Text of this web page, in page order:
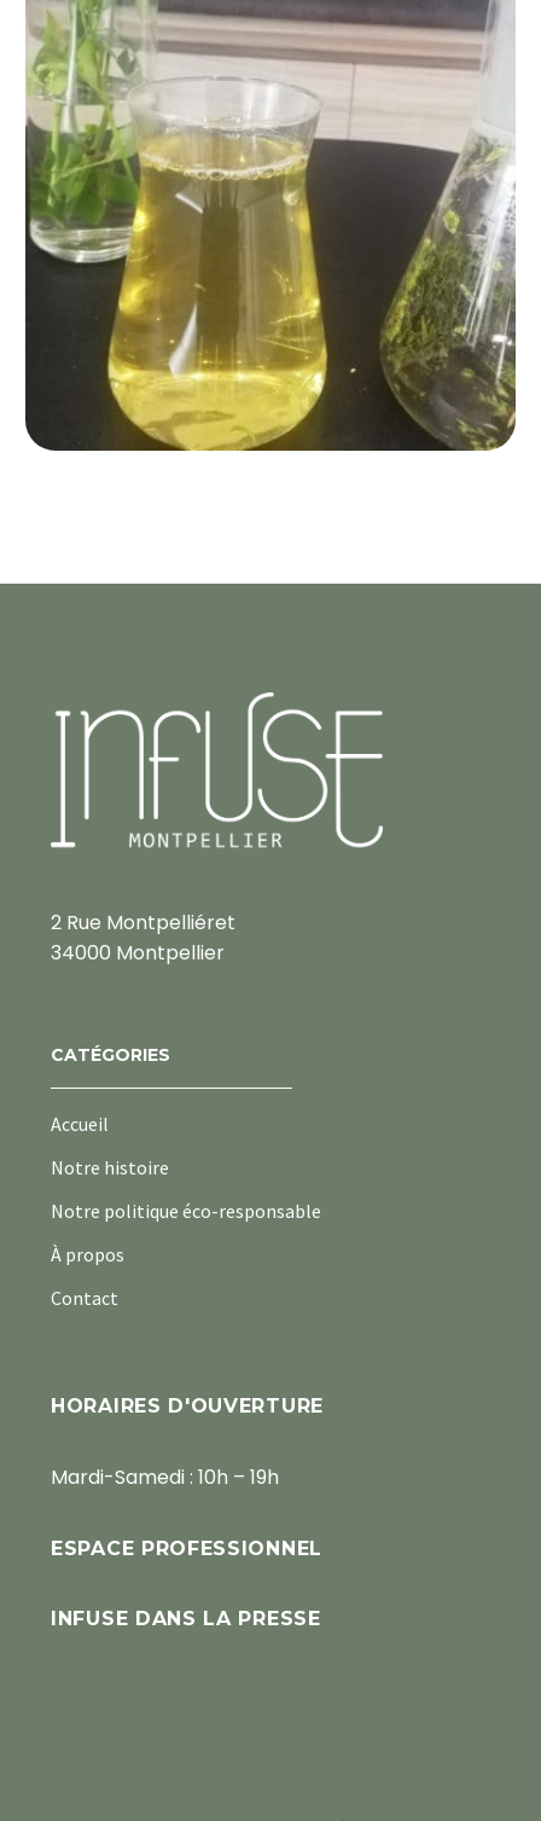
2 Rue Montpelliéret
34000 Montpellier
CATÉGORIES
Accueil
Notre histoire
Notre politique éco-responsable
À propos
Contact
HORAIRES D'OUVERTURE
Mardi-Samedi : 10h – 19h
ESPACE PROFESSIONNEL
INFUSE DANS LA PRESSE